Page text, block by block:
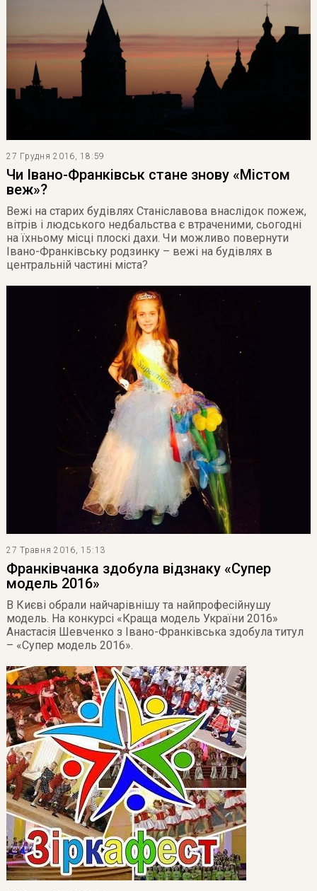
27 Грудня 2016, 18:59
Чи Івано-Франківськ стане знову «Містом
веж»?
Вежі на старих будівлях Станіславова внаслідок пожеж,
вітрів і людського недбальства є втраченими, сьогодні
на їхньому місці плоскі дахи. Чи можливо повернути
Івано-Франківську родзинку – вежі на будівлях в
центральній частині міста?
27 Травня 2016, 15:13
Франківчанка здобула відзнаку «Супер
модель 2016»
В Києві обрали найчарівнішу та найпрофесійнушу
модель. На конкурсі «Краща модель України 2016»
Анастасія Шевченко з Івано-Франківська здобула титул
– «Супер модель 2016».